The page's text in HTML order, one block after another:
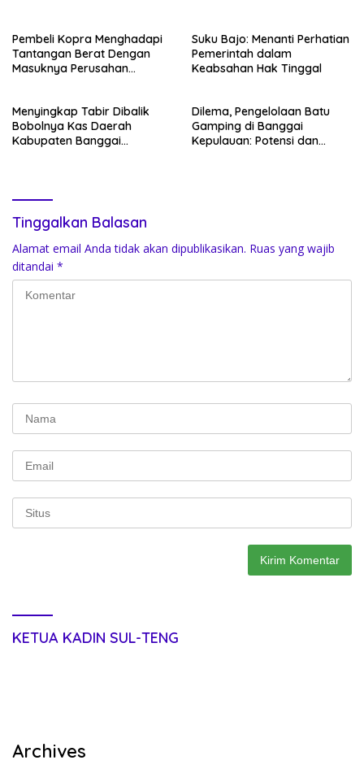
Pembeli Kopra Menghadapi
Tantangan Berat Dengan
Masuknya Perusahan
Suku Bajo: Menanti Perhatian
Pemerintah dalam
Keabsahan Hak Tinggal
Menyingkap Tabir Dibalik
Bobolnya Kas Daerah
Kabupaten Banggai
Dilema, Pengelolaan Batu
Gamping di Banggai
Kepulauan: Potensi dan
Tinggalkan Balasan
Alamat email Anda tidak akan dipublikasikan. Ruas yang wajib
ditandai *
KETUA KADIN SUL-TENG
Archives